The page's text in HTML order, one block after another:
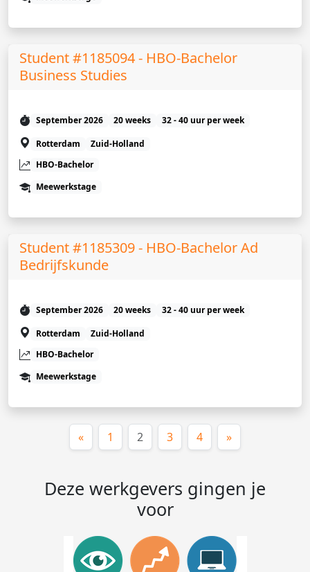
Student #1185094 - HBO-Bachelor
Business Studies
September 2026 20 weeks
32 - 40 uur per week
Rotterdam
Zuid-Holland
HBO-Bachelor
Meewerkstage
Student #1185309 - HBO-Bachelor Ad
Bedrijfskunde
September 2026 20 weeks
32 - 40 uur per week
Rotterdam
Zuid-Holland
HBO-Bachelor
Meewerkstage
« 1 2 (huidige)
3 4 »
Deze werkgevers gingen je
voor